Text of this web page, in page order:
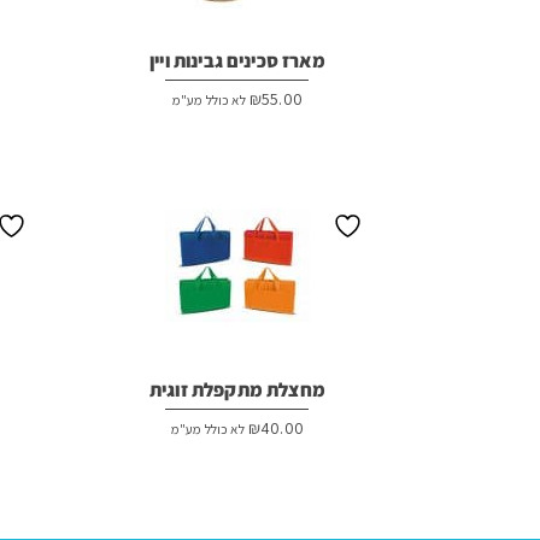
מארז סכינים גבינות ויין
₪55.00 לא כולל מע"מ
מחצלת מתקפלת זוגית
₪40.00 לא כולל מע"מ